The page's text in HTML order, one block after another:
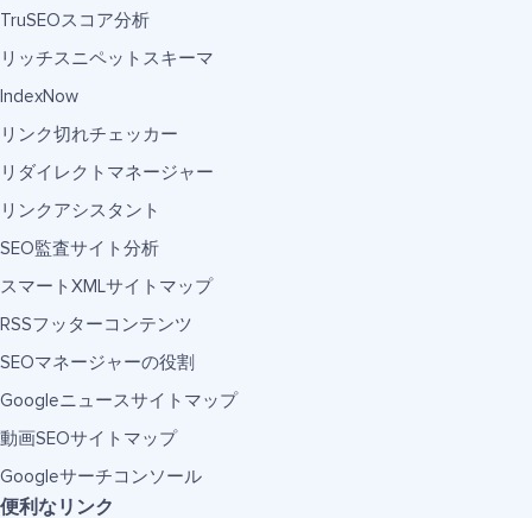
TruSEOスコア分析
リッチスニペットスキーマ
IndexNow
リンク切れチェッカー
リダイレクトマネージャー
リンクアシスタント
SEO監査サイト分析
スマートXMLサイトマップ
RSSフッターコンテンツ
SEOマネージャーの役割
Googleニュースサイトマップ
動画SEOサイトマップ
Googleサーチコンソール
便利なリンク